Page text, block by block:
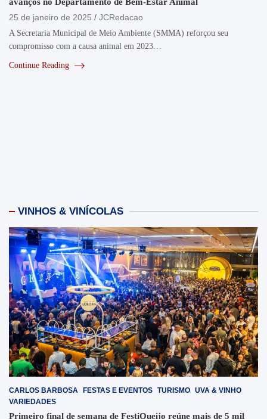
25 de janeiro de 2025
JCRedacao
A Secretaria Municipal de Meio Ambiente (SMMA) reforçou seu
compromisso com a causa animal em 2023…
Continue Reading
VINHOS & VINÍCOLAS
CARLOS BARBOSA FESTAS E EVENTOS TURISMO UVA & VINHO
VARIEDADES
Primeiro final de semana de FestiQueijo reúne mais de 5 mil